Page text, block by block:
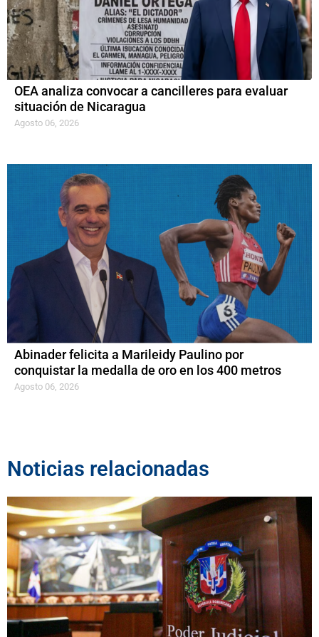
OEA analiza convocar a cancilleres para evaluar
situación de Nicaragua
Agosto 06, 2026
Abinader felicita a Marileidy Paulino por
conquistar la medalla de oro en los 400 metros
Agosto 06, 2026
Noticias relacionadas